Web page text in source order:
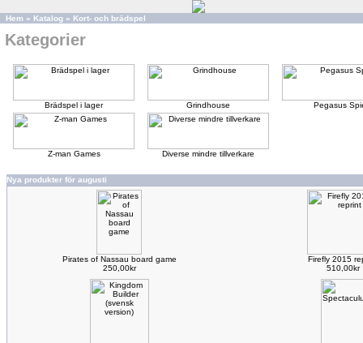
Hem » Katalog » Kort- och brädspel
Kategorier
Brädspel i lager Grindhouse Pegasus
Z-man Games Diverse mindre tillverkare
Nya produkter för augusti
Pirates of Nassau board game
250,00kr
Firefly 2015
510,00kr